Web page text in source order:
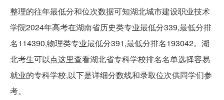
整理的往年最低分和位次数据可知湖北城市建设职业技术
学院2024年高考在湖南省历史类专业最低分339,最低分排
名114390,物理类专业最低分391,最低分排名193042。湖
北考生可以点这里查看湖北省专科学校排名名单选择容易
就业的专科学校,以下是详细分数线和录取位次供同学们参
考。